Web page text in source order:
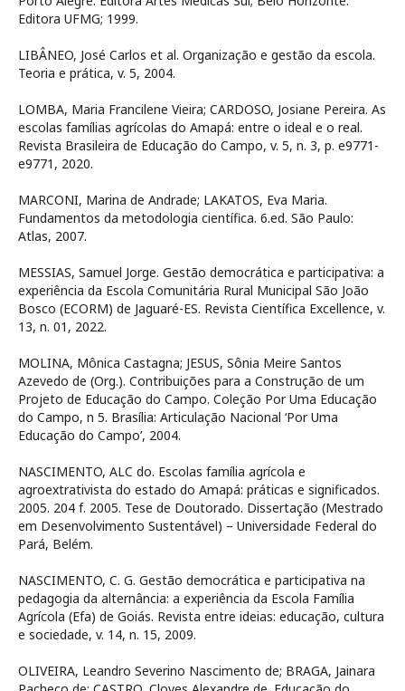
Editora UFMG; 1999.
LIBÂNEO, José Carlos et al. Organização e gestão da escola.
Teoria e prática, v. 5, 2004.
LOMBA, Maria Francilene Vieira; CARDOSO, Josiane Pereira. As
escolas famílias agrícolas do Amapá: entre o ideal e o real.
Revista Brasileira de Educação do Campo, v. 5, n. 3, p. e9771-
e9771, 2020.
MARCONI, Marina de Andrade; LAKATOS, Eva Maria.
Fundamentos da metodologia científica. 6.ed. São Paulo:
Atlas, 2007.
MESSIAS, Samuel Jorge. Gestão democrática e participativa: a
experiência da Escola Comunitária Rural Municipal São João
Bosco (ECORM) de Jaguaré-ES. Revista Científica Excellence, v.
13, n. 01, 2022.
MOLINA, Mônica Castagna; JESUS, Sônia Meire Santos
Azevedo de (Org.). Contribuições para a Construção de um
Projeto de Educação do Campo. Coleção Por Uma Educação
do Campo, n 5. Brasília: Articulação Nacional ‘Por Uma
Educação do Campo’, 2004.
NASCIMENTO, ALC do. Escolas família agrícola e
agroextrativista do estado do Amapá: práticas e significados.
2005. 204 f. 2005. Tese de Doutorado. Dissertação (Mestrado
em Desenvolvimento Sustentável) – Universidade Federal do
Pará, Belém.
NASCIMENTO, C. G. Gestão democrática e participativa na
pedagogia da alternância: a experiência da Escola Família
Agrícola (Efa) de Goiás. Revista entre ideias: educação, cultura
e sociedade, v. 14, n. 15, 2009.
OLIVEIRA, Leandro Severino Nascimento de; BRAGA, Jainara